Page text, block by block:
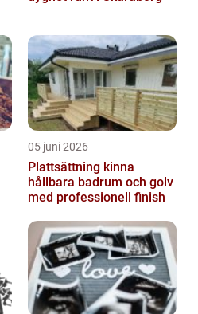
05 juni 2026
Plattsättning kinna
hållbara badrum och golv
med professionell finish